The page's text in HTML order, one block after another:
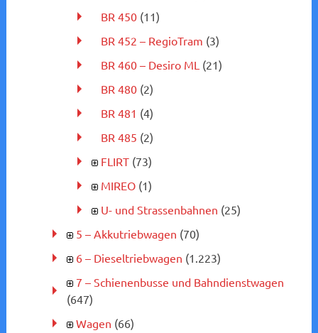
BR 450(11)
BR 452 – RegioTram (3)
BR 460 – Desiro ML (21)
BR 480(2)
BR 481 (4)
BR 485 (2)
FLIRT(73)
MIREO(1)
U- und Strassenbahnen (25)
5 – Akkutriebwagen (70)
6 – Dieseltriebwagen (1.223)
7 – Schienenbusse und Bahndienstwagen
(647)
Wagen (66)